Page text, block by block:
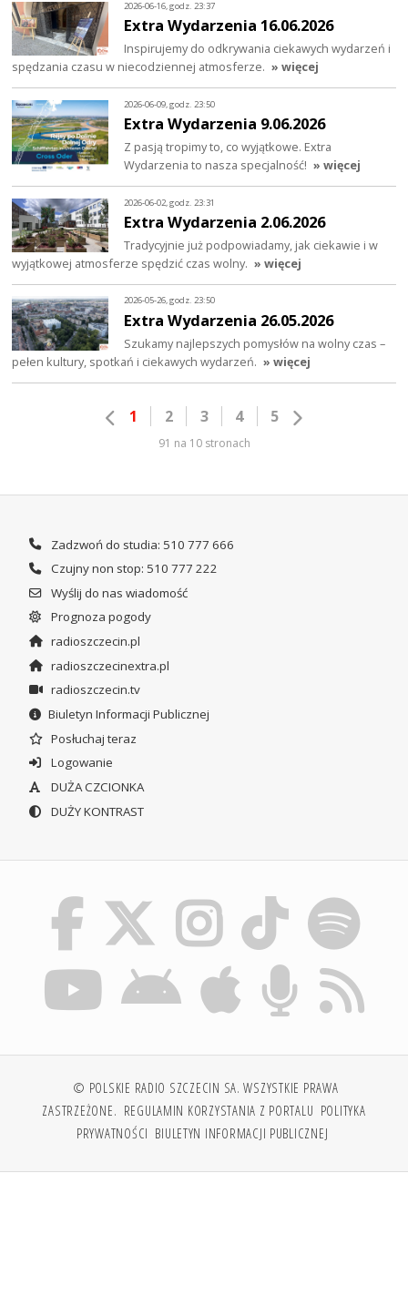
2026-06-16, godz. 23:37
Extra Wydarzenia 16.06.2026
Inspirujemy do odkrywania ciekawych wydarzeń i
spędzania czasu w niecodziennej atmosferze. » więcej
2026-06-09, godz. 23:50
Extra Wydarzenia 9.06.2026
Z pasją tropimy to, co wyjątkowe. Extra
Wydarzenia to nasza specjalność! » więcej
2026-06-02, godz. 23:31
Extra Wydarzenia 2.06.2026
Tradycyjnie już podpowiadamy, jak ciekawie i w
wyjątkowej atmosferze spędzić czas wolny. » więcej
2026-05-26, godz. 23:50
Extra Wydarzenia 26.05.2026
Szukamy najlepszych pomysłów na wolny czas –
pełen kultury, spotkań i ciekawych wydarzeń. » więcej
1 2 3 4 5
91 na 10 stronach
Zadzwoń do studia: 510 777 666
Czujny non stop: 510 777 222
Wyślij do nas wiadomość
Prognoza pogody
radioszczecin.pl
radioszczecinextra.pl
radioszczecin.tv
Biuletyn Informacji Publicznej
Posłuchaj teraz
Logowanie
DUŻA CZCIONKA
DUŻY KONTRAST
© POLSKIE RADIO SZCZECIN SA. WSZYSTKIE PRAWA
ZASTRZEŻONE. REGULAMIN KORZYSTANIA Z PORTALU POLITYKA
PRYWATNOŚCI BIULETYN INFORMACJI PUBLICZNEJ